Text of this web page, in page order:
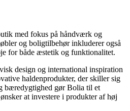
med fokus på håndværk og
og boligtilbehør inkluderer også
for både æstetik og funktionalitet.
design og international inspiration
haldenprodukter, der skiller sig
bæredygtighed gør Bolia til et
at investere i produkter af høj